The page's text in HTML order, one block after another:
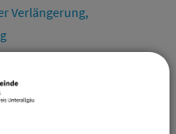
Verlängerung,
der